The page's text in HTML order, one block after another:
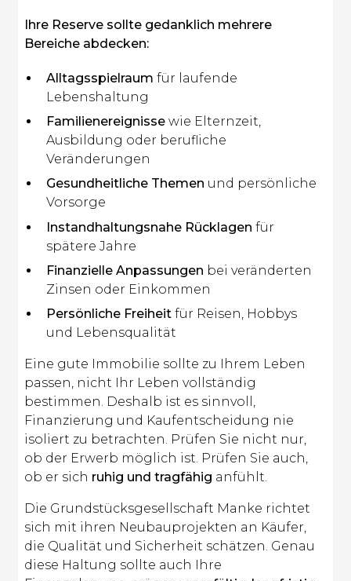
Ihre Reserve sollte gedanklich mehrere
Bereiche abdecken:
Alltagsspielraum für laufende
Lebenshaltung
Familienereignisse wie Elternzeit,
Ausbildung oder berufliche
Veränderungen
Gesundheitliche Themen und persönliche
Vorsorge
Instandhaltungsnahe Rücklagen für
spätere Jahre
Finanzielle Anpassungen bei veränderten
Zinsen oder Einkommen
Persönliche Freiheit für Reisen, Hobbys
und Lebensqualität
Eine gute Immobilie sollte zu Ihrem Leben
passen, nicht Ihr Leben vollständig
bestimmen. Deshalb ist es sinnvoll,
Finanzierung und Kaufentscheidung nie
isoliert zu betrachten. Prüfen Sie nicht nur,
ob der Erwerb möglich ist. Prüfen Sie auch,
ob er sich ruhig und tragfähig anfühlt.
Die Grundstücksgesellschaft Manke richtet
sich mit ihren Neubauprojekten an Käufer,
die Qualität und Sicherheit schätzen. Genau
diese Haltung sollte auch Ihre